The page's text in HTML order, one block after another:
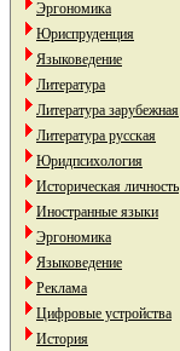
Эргономика
Юриспруденция
Языковедение
Литература
Литература зарубежная
Литература русская
Юридпсихология
Историческая личность
Иностранные языки
Эргономика
Языковедение
Реклама
Цифровые устройства
История